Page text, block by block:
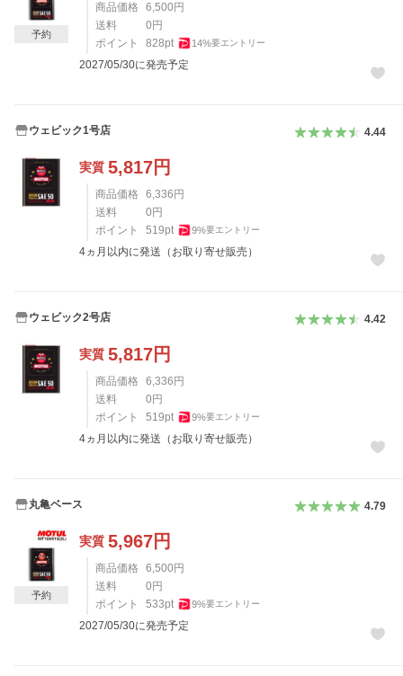
商品価格 6,500 円
送料
0 円
ポイント
828pt 14%要エントリー
2027/05/30に発売予定
予約
ウェビック1号店 4.44
実質 5,817円
商品価格 6,336 円
送料
0 円
ポイント
519pt 9%要エントリー
4ヵ月以内に発送（お取り寄せ販売）
ウェビック2号店 4.42
実質 5,817円
商品価格 6,336 円
送料
0 円
ポイント
519pt 9%要エントリー
4ヵ月以内に発送（お取り寄せ販売）
丸亀ベース 4.79
実質 5,967円
商品価格 6,500 円
送料
0 円
ポイント
533pt 9%要エントリー
2027/05/30に発売予定
予約